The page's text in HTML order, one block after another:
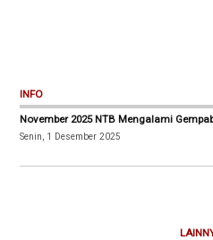
INFO
November 2025 NTB Mengalami
Senin, 1 Desember 2025